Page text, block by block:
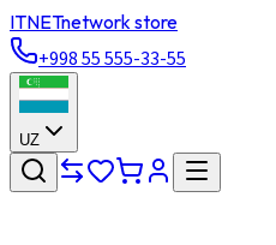
ITNETnetwork store
+998 55 555-33-55
UZ